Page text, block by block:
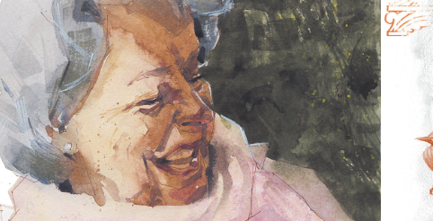
2016
EDUCAÇÃO DE
ALMA
BRASILEIRA